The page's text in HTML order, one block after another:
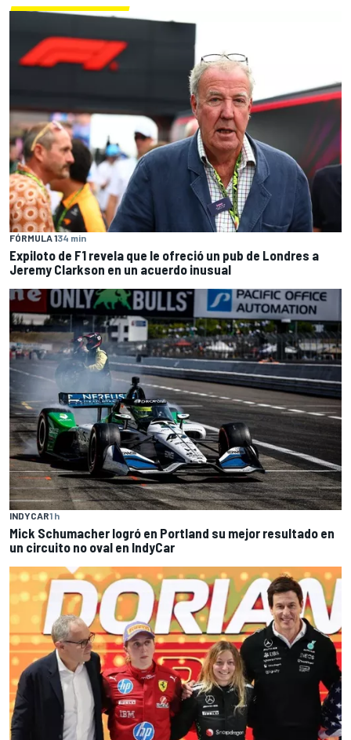
FÓRMULA 134 min
Expiloto de F1 revela que le ofreció un pub de Londres a
Jeremy Clarkson en un acuerdo inusual
INDYCAR1 h
Mick Schumacher logró en Portland su mejor resultado en
un circuito no oval en IndyCar